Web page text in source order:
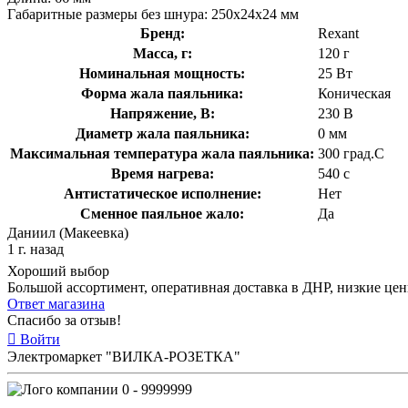
Габаритные размеры без шнура: 250x24x24 мм
Бренд:
Rexant
Масса, г:
120 г
Номинальная мощность:
25 Вт
Форма жала паяльника:
Коническая
Напряжение, В:
230 В
Диаметр жала паяльника:
0 мм
Максимальная температура жала паяльника: 300 град.C
Время нагрева:
540 с
Антистатическое исполнение:
Нет
Сменное паяльное жало:
Да
Даниил (Макеевка)
1 г. назад
Хороший выбор
Большой ассортимент, оперативная доставка в ДНР, низкие
Ответ магазина
Спасибо за отзыв!
Войти
Электромаркет "ВИЛКА-РОЗЕТКА"
0 - 9999999